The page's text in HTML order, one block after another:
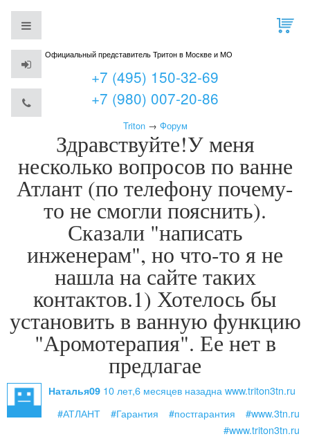
Официальный представитель Тритон в Москве и МО
+7 (495) 150-32-69
+7 (980) 007-20-86
Triton→ Форум
Здравствуйте!У меня
несколько вопросов по ванне
Атлант (по телефону почему-
то не смогли пояснить).
Сказали "написать
инженерам", но что-то я не
нашла на сайте таких
контактов.1) Хотелось бы
установить в ванную функцию
"Аромотерапия". Ее нет в
предлагае
Наталья09 10 лет,6 месяцев назадна www.triton3tn.ru
#АТЛАНТ
#Гарантия #постгарантия
#www.3tn.ru
#www.triton3tn.ru